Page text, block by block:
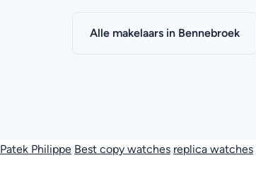
Alle makelaars in Bennebroek
Patek Philippe Best copy watches replica watches